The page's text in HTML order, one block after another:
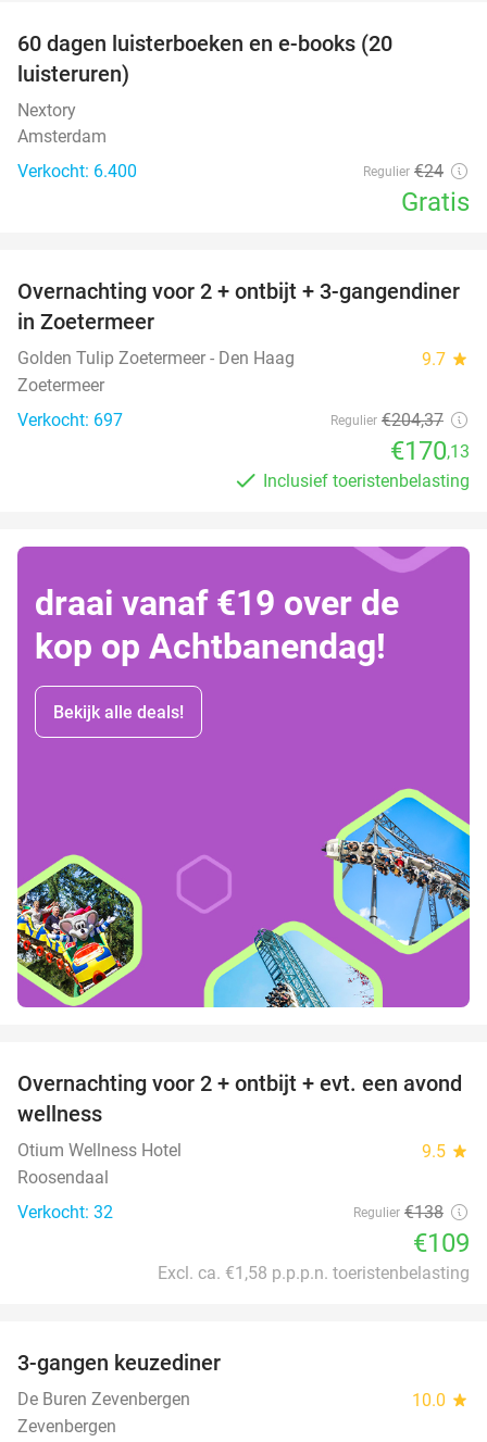
60 dagen luisterboeken en e-books (20
luisteruren)
Nextory
Amsterdam
Verkocht: 6.400
Regulier €24
Gratis
17%
Overnachting voor 2 + ontbijt + 3-gangendiner
in Zoetermeer
Golden Tulip Zoetermeer - Den Haag 9.7 star
Zoetermeer
Verkocht: 697
Regulier €204,37
€170,13
Inclusief toeristenbelasting
draai vanaf €19 over de
kop op Achtbanendag!
Bekijk alle deals!
21%
Overnachting voor 2 + ontbijt + evt. een avond
wellness
Otium Wellness Hotel 9.5 star
Roosendaal
Verkocht: 32
Regulier €138
€109
Excl. ca. €1,58 p.p.p.n. toeristenbelasting
3-gangen keuzediner
De Buren Zevenbergen 10.0 star
Zevenbergen